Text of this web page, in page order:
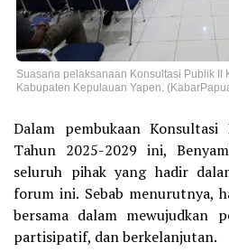
Suasana pelaksanaan Konsultasi Publik II
Kabupaten Kepulauan Yapen.
Dalam pembukaan
Tahun 2025-2029 ini,
seluruh pihak yang hadir
forum ini. Sebab menurutnya,
bersama dalam mewujudkan
partisipatif, dan berkelanjutan.